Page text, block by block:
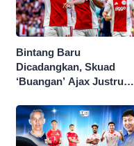
Bintang Baru
Dicadangkan, Skuad
‘Buangan’ Ajax Justru